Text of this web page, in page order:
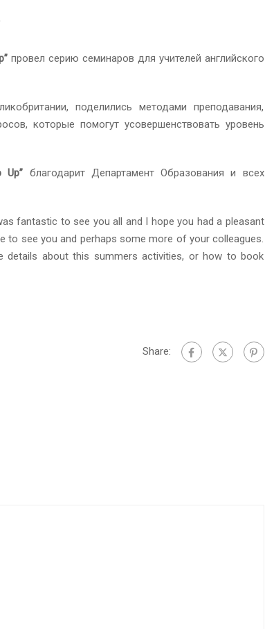
провел серию семинаров для учителей английского
поделились методами преподавания,
которые помогут усовершенствовать уровень
Up” благодарит Департамент Образования и всех
fantastic to see you all and I hope you had a pleasant
to see you and perhaps some more of your colleagues.
details about this summers activities, or how to book
Share: